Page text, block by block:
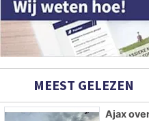
MEEST GELEZEN
Ajax